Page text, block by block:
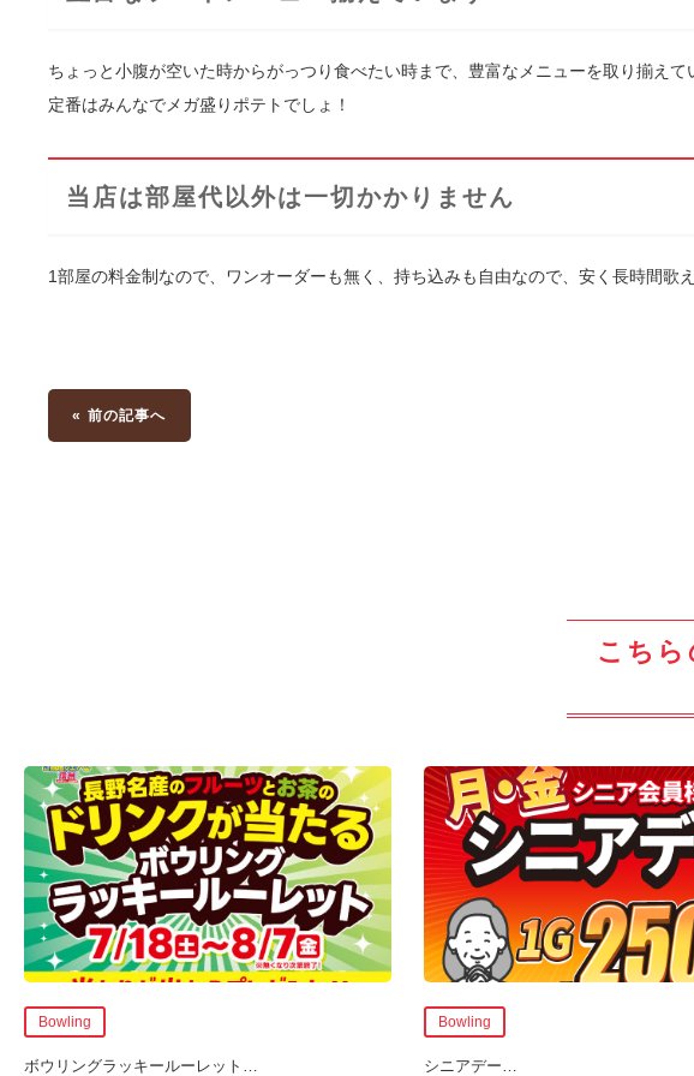
ちょっと小腹が空いた時からがっつり食べたい時まで、豊富なメニューを取り揃えて
定番はみんなでメガ盛りポテトでしょ！
当店は部屋代以外は一切かかりません
1部屋の料金制なので、ワンオーダーも無く、持ち込みも自由なので、安く長時間歌え
« 前の記事へ
こちら
Bowling
ボウリングラッキールーレット …
Bowling
シニアデー…